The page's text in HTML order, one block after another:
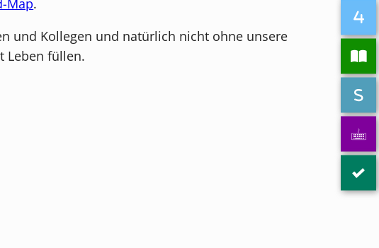
und Kollegen und natürlich nicht ohne unsere
Leben füllen.